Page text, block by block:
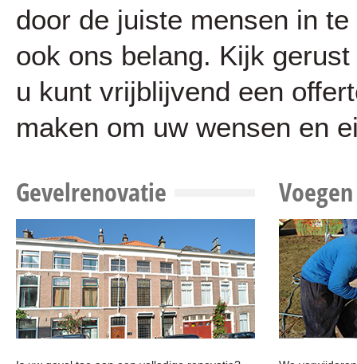
door de juiste mensen in
ook ons belang. Kijk
u kunt vrijblijvend een
maken om uw wensen en
Gevelrenovatie